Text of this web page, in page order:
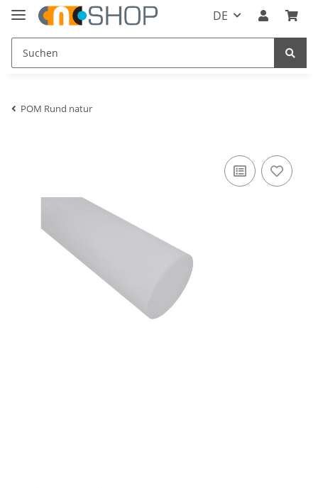
DE
POM Rund natur